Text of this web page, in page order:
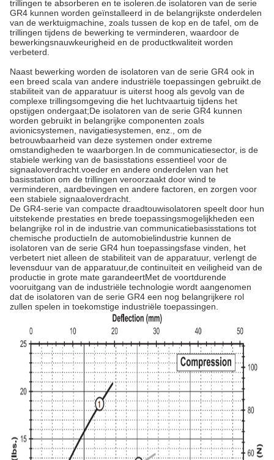
trillingen te absorberen en te isoleren.de isolatoren van de serie
GR4 kunnen worden geïnstalleerd in de belangrijkste onderdelen
van de werktuigmachine, zoals tussen de kop en de tafel, om de
trillingen tijdens de bewerking te verminderen, waardoor de
bewerkingsnauwkeurigheid en de productkwaliteit worden
verbeterd.
Naast bewerking worden de isolatoren van de serie GR4 ook in
een breed scala van andere industriële toepassingen gebruikt.de
stabiliteit van de apparatuur is uiterst hoog als gevolg van de
complexe trillingsomgeving die het luchtvaartuig tijdens het
opstijgen ondergaat;De isolatoren van de serie GR4 kunnen
worden gebruikt in belangrijke componenten zoals
avionicsystemen, navigatiesystemen, enz., om de
betrouwbaarheid van deze systemen onder extreme
omstandigheden te waarborgen.In de communicatiesector, is de
stabiele werking van de basisstations essentieel voor de
signaaloverdracht.voeder en andere onderdelen van het
basisstation om de trillingen veroorzaakt door wind te
verminderen, aardbevingen en andere factoren, en zorgen voor
een stabiele signaaloverdracht.
De GR4-serie van compacte draadtouwisolatoren speelt door hun
uitstekende prestaties en brede toepassingsmogelijkheden een
belangrijke rol in de industrie.van communicatiebasisstations tot
chemische productieIn de automobielindustrie kunnen de
isolatoren van de serie GR4 hun toepassingsfase vinden, het
verbetert niet alleen de stabiliteit van de apparatuur, verlengt de
levensduur van de apparatuur,de continuïteit en veiligheid van de
productie in grote mate garandeertMet de voortdurende
vooruitgang van de industriële technologie wordt aangenomen
dat de isolatoren van de serie GR4 een nog belangrijkere rol
zullen spelen in toekomstige industriële toepassingen.